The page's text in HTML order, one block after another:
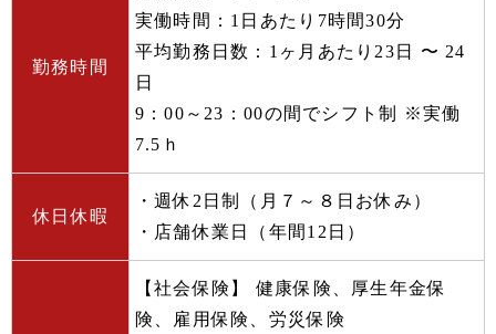
勤務時間
実働時間：1日あたり7時間30分
平均勤務日数：1ヶ月あたり23日 〜 24
日
9：00～23：00の間でシフト制 ※実働
7.5ｈ
休日休暇
・週休2日制（月７～８日お休み）
・店舗休業日（年間12日）
【社会保険】 健康保険、厚生年金保
険、雇用保険、労災保険